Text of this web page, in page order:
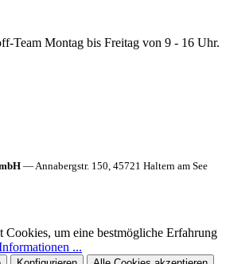
Team Montag bis Freitag von 9 - 16 Uhr.
— Annabergstr. 150, 45721 Haltern am See
Cookies, um eine bestmögliche Erfahrung
...